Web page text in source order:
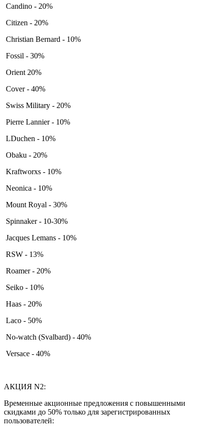
Candino - 20%
Citizen - 20%
Christian Bernard - 10%
Fossil - 30%
Orient 20%
Cover - 40%
Swiss Military - 20%
Pierre Lannier - 10%
LDuchen - 10%
Obaku - 20%
Kraftworxs - 10%
Neonica - 10%
Mount Royal - 30%
Spinnaker - 10-30%
Jacques Lemans - 10%
RSW - 13%
Roamer - 20%
Seiko - 10%
Haas - 20%
Laco - 50%
No-watch (Svalbard) - 40%
Versace - 40%
АКЦИЯ N2:
Временные акционные предложения с повышенными
скидками до 50% только для зарегистрированных
пользователей: